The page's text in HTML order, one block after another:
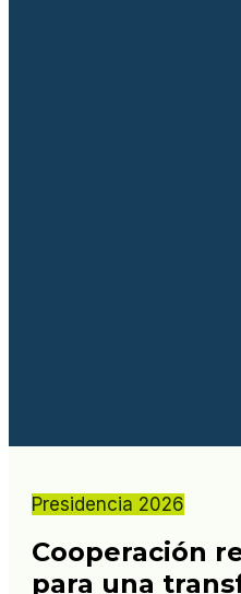
Presidencia 2026
Cooperación
para una